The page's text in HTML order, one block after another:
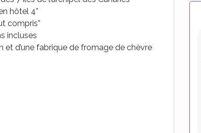
hôtel 4*
compris”
incluses
d’une fabrique de fromage de chèvre